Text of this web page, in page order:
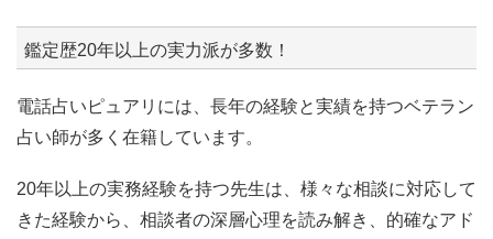
鑑定歴20年以上の実力派が多数！
電話占いピュアリには、長年の経験と実績を持つベテラン
占い師が多く在籍しています。
20年以上の実務経験を持つ先生は、様々な相談に対応して
きた経験から、相談者の深層心理を読み解き、的確なアド